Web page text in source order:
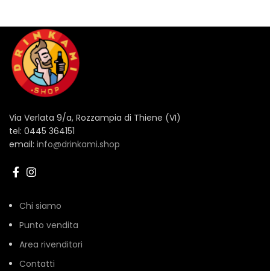
Via Verlata 9/a, Rozzampia di Thiene (VI)
tel: 0445 364151
email: info@drinkami.shop
Chi siamo
Punto vendita
Area rivenditori
Contatti